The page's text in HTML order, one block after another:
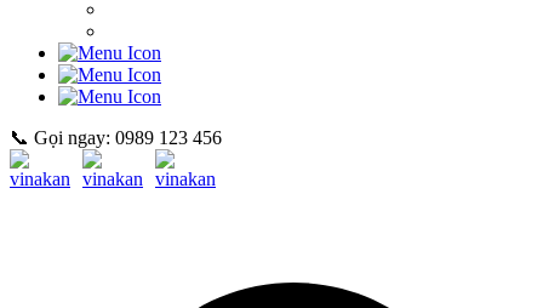
📞 Gọi ngay: 0989 123 456